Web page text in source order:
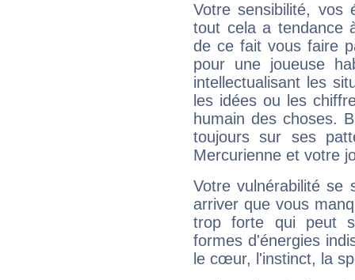
Votre sensibilité,
tout cela a tendance
de ce fait vous faire
pour une joueuse
intellectualisant les
les idées ou les
humain des choses.
toujours sur ses
Mercurienne et votre
Votre vulnérabilité se
arriver que vous
trop forte qui peut
formes d'énergies
le cœur, l'instinct, la